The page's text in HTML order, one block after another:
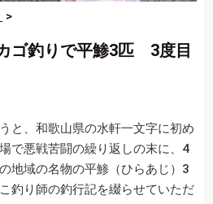
>
ゴ釣りで平鯵3匹 3度目
と、和歌山県の水軒一文字に初め
で悪戦苦闘の繰り返しの末に、4
地域の名物の平鯵（ひらあじ）3
釣り師の釣行記を綴らせていただ